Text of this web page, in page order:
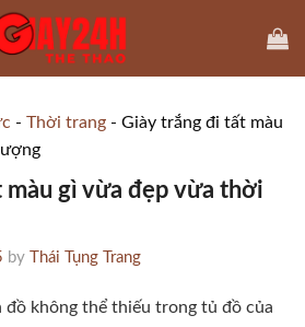
- Thời trang - Giày trắng đi tất màu
gì​ vừa đẹp vừa thời
by Thái Tụng Trang
đồ không thể thiếu trong tủ đồ của